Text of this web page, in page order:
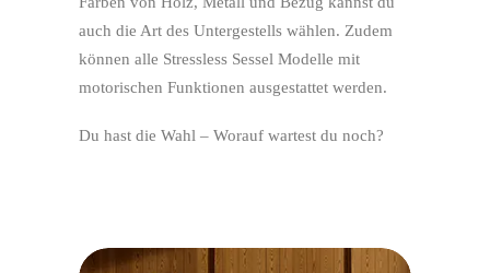
auch die Art des Untergestells wählen. Zudem
können alle Stressless Sessel Modelle mit
motorischen Funktionen ausgestattet werden.
Du hast die Wahl – Worauf wartest du noch?